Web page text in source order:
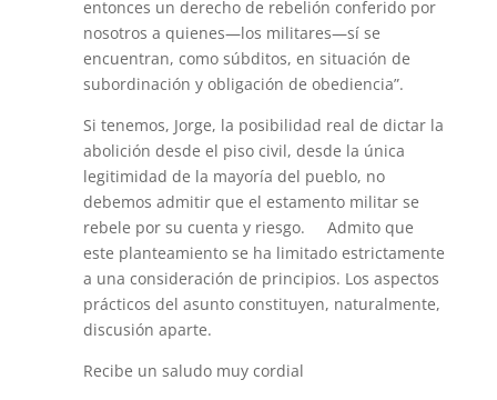
entonces un derecho de rebelión conferido por
nosotros a quienes—los militares—sí se
encuentran, como súbditos, en situación de
subordinación y obligación de obediencia”.
Si tenemos, Jorge, la posibilidad real de dictar la
abolición desde el piso civil, desde la única
legitimidad de la mayoría del pueblo, no
debemos admitir que el estamento militar se
rebele por su cuenta y riesgo. Admito que
este planteamiento se ha limitado estrictamente
a una consideración de principios. Los aspectos
prácticos del asunto constituyen, naturalmente,
discusión aparte.
Recibe un saludo muy cordial